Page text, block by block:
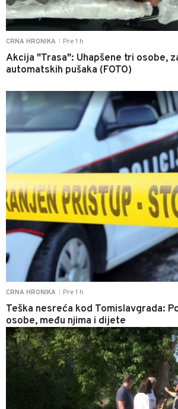
CRNA HRONIKA Pre 1 h
Akcija "Trasa": Uhapšene tri osobe,
automatskih pušaka (FOTO)
CRNA HRONIKA Pre 1 h
Teška nesreća kod Tomislavgrada:
osobe, među njima i dijete